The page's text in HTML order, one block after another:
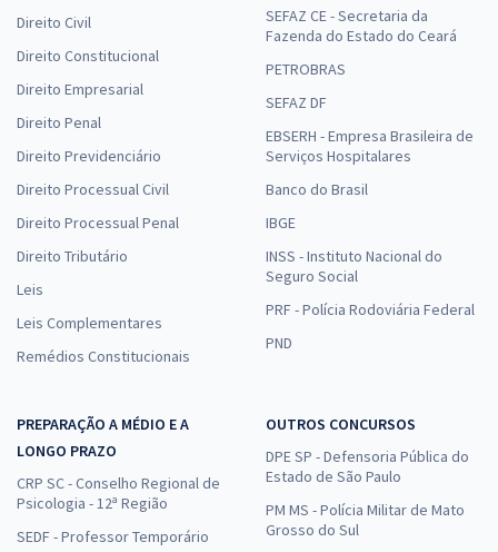
Direito Civil
Direito Constitucional
Direito Empresarial
Direito Penal
Direito Previdenciário
Direito Processual Civil
Direito Processual Penal
Direito Tributário
Leis
Leis Complementares
Remédios Constitucionais
SEFAZ CE - Secretaria da
Fazenda do Estado do Ceará
PETROBRAS
SEFAZ DF
EBSERH - Empresa Brasileira de
Serviços Hospitalares
Banco do Brasil
IBGE
INSS - Instituto Nacional do
Seguro Social
PRF - Polícia Rodoviária Federal
PND
PREPARAÇÃO A MÉDIO E A
LONGO PRAZO
CRP SC - Conselho Regional de
Psicologia - 12ª Região
SEDF - Professor Temporário
OUTROS CONCURSOS
DPE SP - Defensoria Pública do
Estado de São Paulo
PM MS - Polícia Militar de Mato
Grosso do Sul